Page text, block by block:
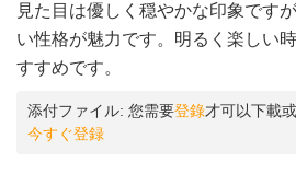
見た目は優しく穏やかな印象です
い性格が魅力です。明るく楽しい
すすめです。
添付ファイル: 您需要登錄才可以下載
今すぐ登録